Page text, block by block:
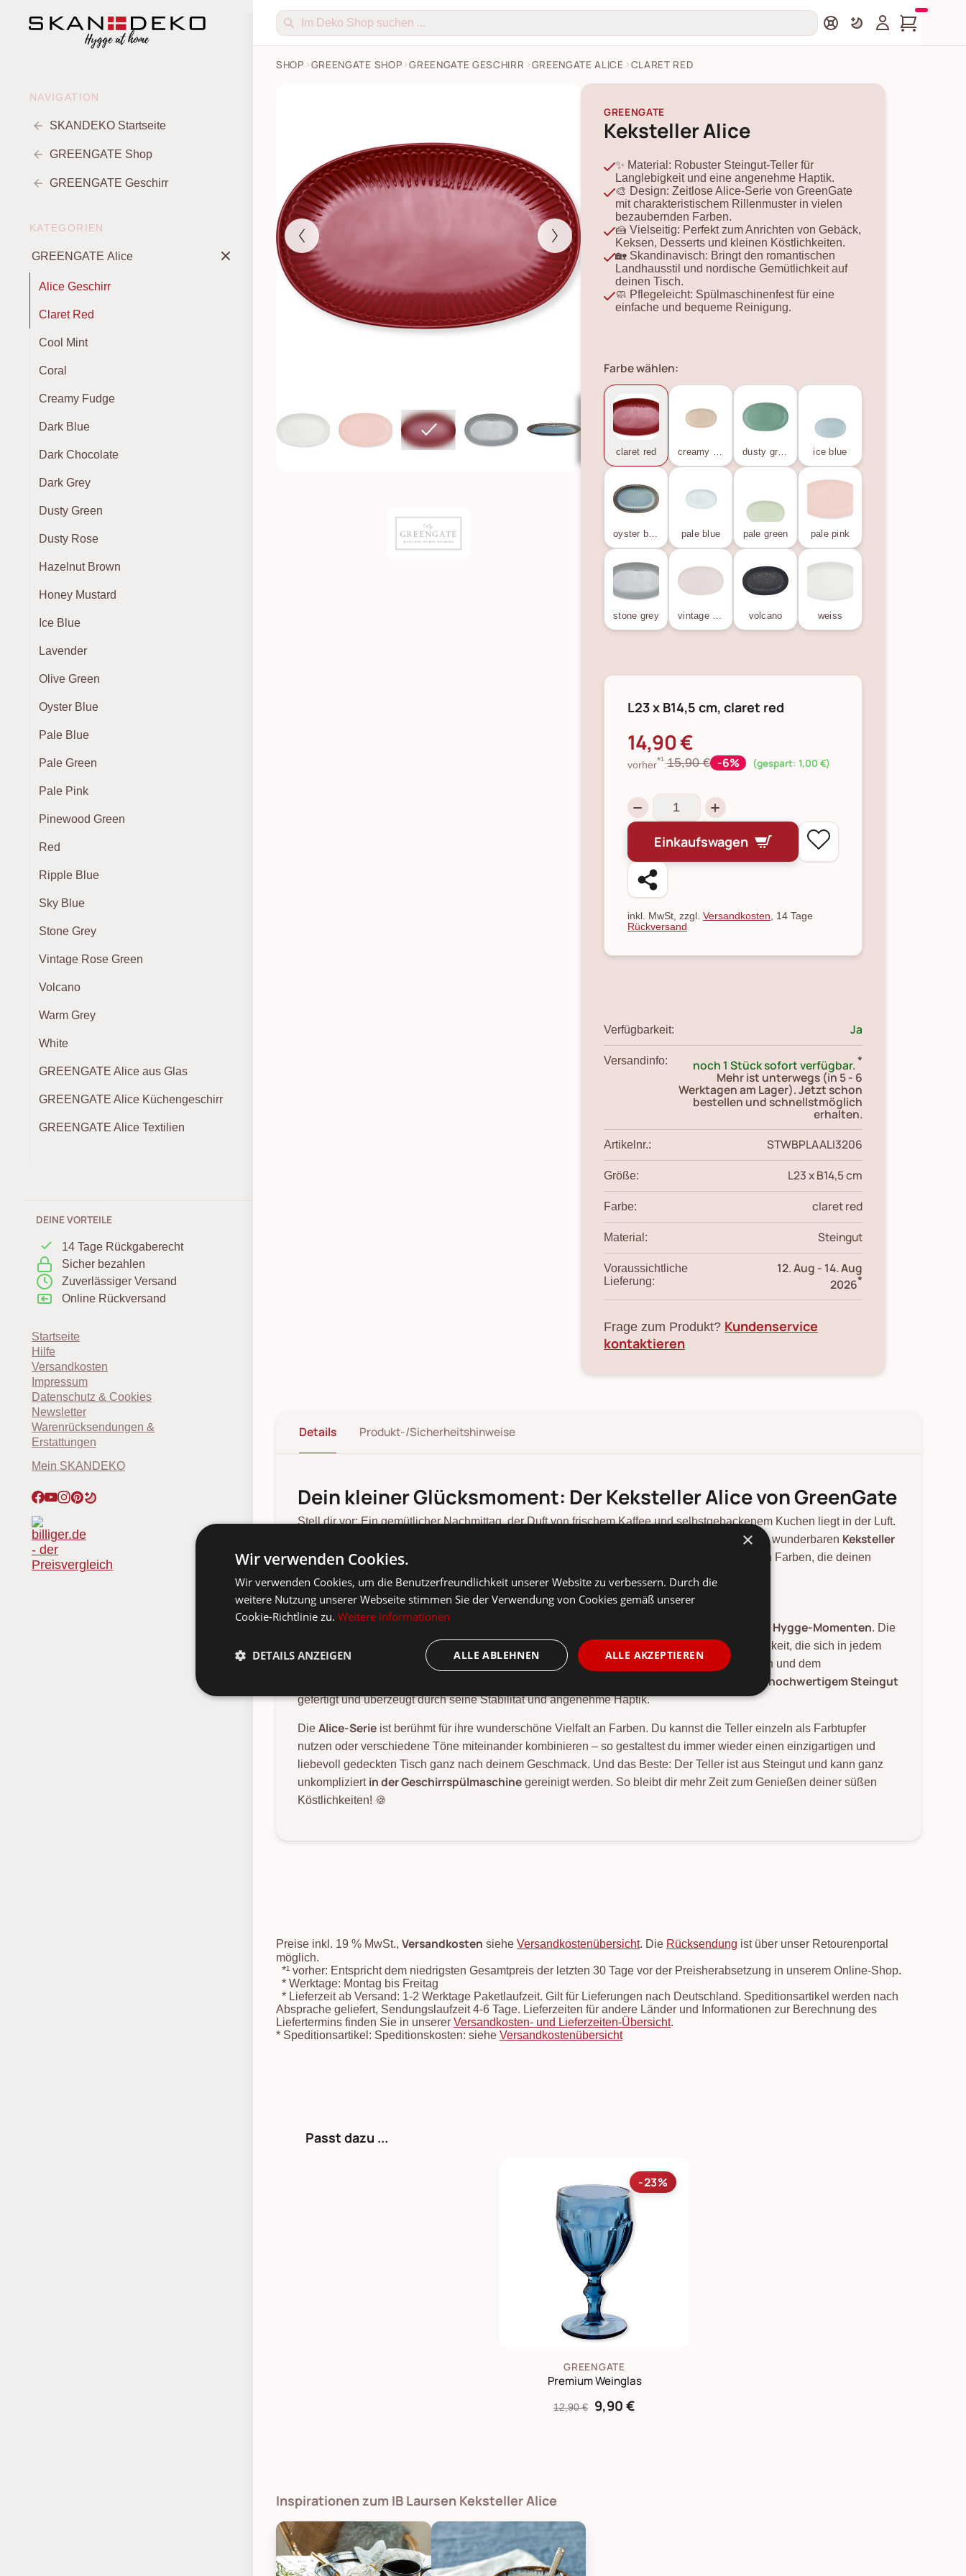
NAVIGATION
SKANDEKO Startseite
GREENGATE Shop
GREENGATE Geschirr
KATEGORIEN
GREENGATE Alice
Alice Geschirr
Claret Red
Cool Mint
Coral
Creamy Fudge
Dark Blue
Dark Chocolate
Dark Grey
Dusty Green
Dusty Rose
Hazelnut Brown
Honey Mustard
Ice Blue
Lavender
Olive Green
Oyster Blue
Pale Blue
Pale Green
Pale Pink
Pinewood Green
Red
Ripple Blue
Sky Blue
Stone Grey
Vintage Rose Green
Volcano
Warm Grey
White
GREENGATE Alice aus Glas
GREENGATE Alice Küchengeschirr
GREENGATE Alice Textilien
DEINE VORTEILE
14 Tage Rückgaberecht
Sicher bezahlen
Zuverlässiger Versand
Online Rückversand
Startseite
Hilfe
Versandkosten
Impressum
Datenschutz & Cookies
Newsletter
Warenrücksendungen &
Erstattungen
Mein SKANDEKO
SHOP GREENGATE SHOP GREENGATE GESCHIRR GREENGATE ALICE CLARET RED
GREENGATE
Keksteller Alice
✨ Material: Robuster Steingut-Teller für
Langlebigkeit und eine angenehme Haptik.
🎨 Design: Zeitlose Alice-Serie von GreenGate
mit charakteristischem Rillenmuster in vielen
bezaubernden Farben.
🍰 Vielseitig: Perfekt zum Anrichten von Gebäck,
Keksen, Desserts und kleinen Köstlichkeiten.
🏡 Skandinavisch: Bringt den romantischen
Landhausstil und nordische Gemütlichkeit auf
deinen Tisch.
🧼 Pflegeleicht: Spülmaschinenfest für eine
einfache und bequeme Reinigung.
Farbe wählen:
claret red creamy fudge dusty green ice blue
oyster blue pale blue pale green pale pink
stone grey vintage rose volcano weiss
L23 x B14,5 cm, claret red
14,90 €
vorher*¹:15,90 € -6% (gespart: 1,00 €)
Einkaufswagen
inkl. MwSt, zzgl. Versandkosten, 14 Tage
Rückversand
Verfügbarkeit: Ja
Versandinfo: noch 1 Stück sofort verfügbar.*
Mehr ist unterwegs (in 5 - 6
Werktagen am Lager). Jetzt schon
bestellen und schnellstmöglich
erhalten.
Artikelnr.: STWBPLAALI3206
Größe: L23 x B14,5 cm
Farbe: claret red
Material: Steingut
Voraussichtliche
Lieferung:
12. Aug - 14. Aug
2026*
Frage zum Produkt? Kundenservice
kontaktieren
Details Produkt-/Sicherheitshinweise
Dein kleiner Glücksmoment: Der Keksteller Alice von GreenGate
Stell dir vor: Ein gemütlicher Nachmittag, der Duft von frischem Kaffee und selbstgebackenem Kuchen liegt in der Luft.
☕ Zum Kaffee und Kuchen darf auch das Gebäck nicht fehlen. Richte dieses einfach auf dem wunderbaren Keksteller
von GreenGateaus der beliebten Serie
an und erfreue dich an den unterschiedlichen Farben, die deinen
Tisch verschönern werden. ✨
Hygge pur mit GreenGate Alice
Hygge-Momenten. Die
dänische Marke GreenGate steht für einen romantischen Landhausstil und nordische Leichtigkeit, die sich in jedem
Stück der"Alice Everyday"-Kollektion widerspiegelt. Mit seinem zeitlosen, eleganten Design und dem
aus hochwertigem Steingut
gefertigt und überzeugt durch seine Stabilität und angenehme Haptik.
Die Alice-Serie ist berühmt für ihre wunderschöne Vielfalt an Farben. Du kannst die Teller einzeln als Farbtupfer
nutzen oder verschiedene Töne miteinander kombinieren – so gestaltest du immer wieder einen einzigartigen und
liebevoll gedeckten Tisch ganz nach deinem Geschmack. Und das Beste: Der Teller ist aus Steingut und kann ganz
unkompliziert in der Geschirrspülmaschine gereinigt werden. So bleibt dir mehr Zeit zum Genießen deiner süßen
Köstlichkeiten! 🍪
Preise inkl. 19 % MwSt., Versandkosten siehe Versandkostenübersicht. Die Rücksendung ist über unser Retourenportal
möglich.
*¹ vorher: Entspricht dem niedrigsten Gesamtpreis der letzten 30 Tage vor der Preisherabsetzung in unserem Online-Shop.
* Werktage: Montag bis Freitag
* Lieferzeit ab Versand: 1-2 Werktage Paketlaufzeit. Gilt für Lieferungen nach Deutschland. Speditionsartikel werden nach
Absprache geliefert, Sendungslaufzeit 4-6 Tage. Lieferzeiten für andere Länder und Informationen zur Berechnung des
Liefertermins finden Sie in unserer Versandkosten- und Lieferzeiten-Übersicht.
* Speditionsartikel: Speditionskosten: siehe Versandkostenübersicht
Passt dazu ...
-23%
GREENGATE
Premium Weinglas
12,90 € 9,90 €
Inspirationen zum IB Laursen Keksteller Alice
×
Wir verwenden Cookies.
Wir verwenden Cookies, um die Benutzerfreundlichkeit unserer Website zu verbessern. Durch die
weitere Nutzung unserer Webseite stimmen Sie der Verwendung von Cookies gemäß unserer
Cookie-Richtlinie zu. Weitere Informationen
ALLE AKZEPTIEREN
ALLE ABLEHNEN
DETAILS ANZEIGEN